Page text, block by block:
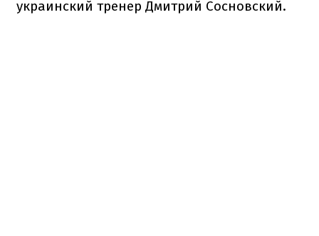
украинский тренер Дмитрий Сосновский.